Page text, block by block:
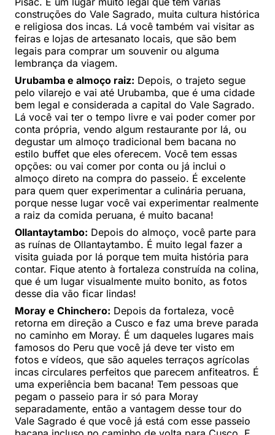
construções do Vale Sagrado, muita cultura histórica
e religiosa dos incas. Lá você também vai visitar as
feiras e lojas de artesanato locais, que são bem
legais para comprar um souvenir ou alguma
lembrança da viagem.
Urubamba e almoço raiz: Depois, o trajeto segue
pelo vilarejo e vai até Urubamba, que é uma cidade
bem legal e considerada a capital do Vale Sagrado.
Lá você vai ter o tempo livre e vai poder comer por
conta própria, vendo algum restaurante por lá, ou
degustar um almoço tradicional bem bacana no
estilo buffet que eles oferecem. Você tem essas
opções: ou vai comer por conta ou já inclui o
almoço direto na compra do passeio. É excelente
para quem quer experimentar a culinária peruana,
porque nesse lugar você vai experimentar realmente
a raiz da comida peruana, é muito bacana!
Ollantaytambo: Depois do almoço, você parte para
as ruínas de Ollantaytambo. É muito legal fazer a
visita guiada por lá porque tem muita história para
contar. Fique atento à fortaleza construída na colina,
que é um lugar visualmente muito bonito, as fotos
desse dia vão ficar lindas!
Moray e Chinchero: Depois da fortaleza, você
retorna em direção a Cusco e faz uma breve parada
no caminho em Moray. É um daqueles lugares mais
famosos do Peru que você já deve ter visto em
fotos e vídeos, que são aqueles terraços agrícolas
incas circulares perfeitos que parecem anfiteatros. É
uma experiência bem bacana! Tem pessoas que
pegam o passeio para ir só para Moray
separadamente, então a vantagem desse tour do
Vale Sagrado é que você já está com esse passeio